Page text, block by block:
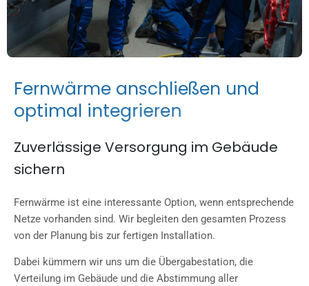
Fernwärme anschließen und
optimal integrieren
Zuverlässige Versorgung im Gebäude
sichern
Fernwärme ist eine interessante Option, wenn entsprechende
Netze vorhanden sind. Wir begleiten den gesamten Prozess
von der Planung bis zur fertigen Installation.
Dabei kümmern wir uns um die Übergabestation, die
Verteilung im Gebäude und die Abstimmung aller